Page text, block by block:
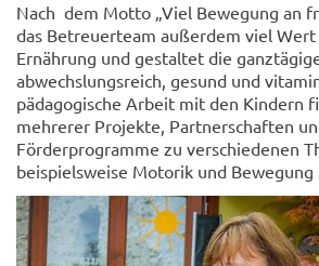
Nach dem Motto „Viel Bewegung an
das Betreuerteam außerdem viel Wert
Ernährung und gestaltet die
abwechslungsreich, gesund und
pädagogische Arbeit mit den Kindern
mehrerer Projekte, Partnerschaften
Förderprogramme zu verschiedenen
beispielsweise Motorik und Bewegung